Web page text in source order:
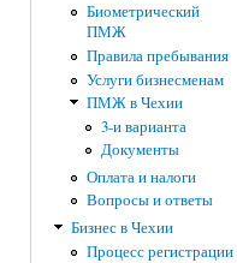
Биометрический
ПМЖ
Правила пребывания
Услуги бизнесменам
ПМЖ в Чехии
3-и варианта
Документы
Оплата и налоги
Вопросы и ответы
Бизнес в Чехии
Процесс регистрации